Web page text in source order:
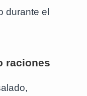
durante el
raciones